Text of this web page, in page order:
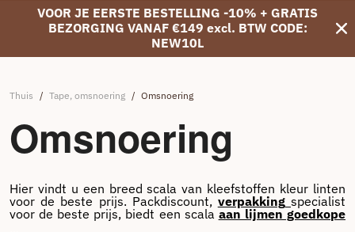
VOOR JE EERSTE BESTELLING -10% + GRATIS
BEZORGING VANAF €149 excl. BTW CODE:
NEW10L
Thuis / Tape, omsnoering / Omsnoering
Omsnoering
Hier vindt u een breed scala van kleefstoffen kleur linten
voor de beste prijs. Packdiscount, verpakking specialist
voor de beste prijs, biedt een scala aan lijmen goedkope